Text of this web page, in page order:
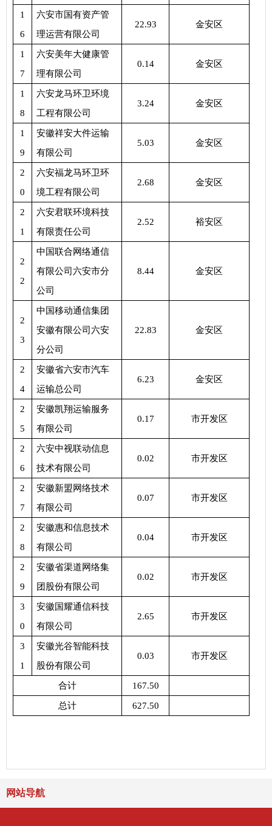
1
6
六安市国有资产管
理运营有限公司
22.93 金安区
1
7
六安美年大健康管
理有限公司
0.14 金安区
1
8
六安龙马环卫环境
工程有限公司
3.24 金安区
1
9
安徽祥安大件运输
有限公司
5.03 金安区
2
0
六安福龙马环卫环
境工程有限公司
2.68 金安区
2
1
六安君联环境科技
有限责任公司
2.52 裕安区
2
2
中国联合网络通信
有限公司六安市分
公司
8.44 金安区
2
3
中国移动通信集团
安徽有限公司六安
分公司
22.83 金安区
2
4
安徽省六安市汽车
运输总公司
6.23 金安区
2
5
安徽凯翔运输服务
有限公司
0.17 市开发区
2
6
六安中视联动信息
技术有限公司
0.02 市开发区
2
7
安徽新盟网络技术
有限公司
0.07 市开发区
2
8
安徽惠和信息技术
有限公司
0.04 市开发区
2
9
安徽省渠道网络集
团股份有限公司
0.02 市开发区
3
0
安徽国耀通信科技
有限公司
2.65 市开发区
3
1
安徽光谷智能科技
股份有限公司
0.03 市开发区
合计 167.50
总计 627.50
网站导航